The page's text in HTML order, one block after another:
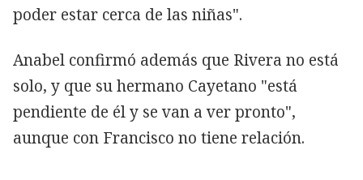
poder estar cerca de las niñas".
Anabel confirmó además que Rivera no está
solo, y que su hermano Cayetano "está
pendiente de él y se van a ver pronto",
aunque con Francisco no tiene relación.